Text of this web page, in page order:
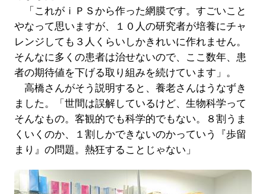
「これがｉＰＳから作った網膜です。すごいこと
やなって思いますが、１０人の研究者が培養にチャ
レンジしても３人くらいしかきれいに作れません。
そんなに多くの患者は治せないので、ここ数年、患
者の期待値を下げる取り組みを続けています」。
高橋さんがそう説明すると、養老さんはうなずき
ました。「世間は誤解しているけど、生物科学って
そんなもの。客観的でも科学的でもない。８割うま
くいくのか、１割しかできないのかっていう『歩留
まり』の問題。熱狂することじゃない」